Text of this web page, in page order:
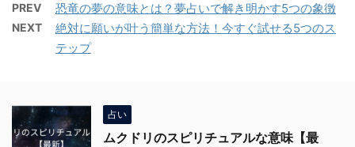
PREV 恐竜の夢の意味とは？夢占いで解き明かす5つの象徴
NEXT
絶対に願いが叶う簡単な方法！今すぐ試せる5つのス
テップ
占い
ムクドリのスピリチュアルな意味【最